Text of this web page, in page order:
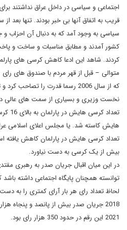
اجتماعی و سیاسی در داخل عراق نداشتند
قریب به اتفاق آنها بی خبر بودند. تنها بعد
سیاسی به وجود آمد که به دنبال آن احزاب
کشور آمدند و مطابق مناسبات و ساخت و
کردند. شاهد این ادعا کاهش کرسی های
متوالی – قبل از قهر مردم با صندوق های
نخست وزیری و بسیاری از سمت های عالی
تعداد کرسی هایش در پارلمان کاهش یافته
بیش از یک کرسی به دست نیاورد.
در این میان اقبال جریان صدر به رهبری
توانسته همچنان پایگاه اجتماعی داشته
لحاظ تعداد رای هر بار آرای کمتری را به
2018 جریان صدر بیش از پانصد و پنجاه
2021 این رقم در حدود 350 هزار رای بود.